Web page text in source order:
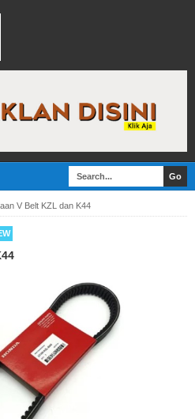
V Belt KZL dan K44